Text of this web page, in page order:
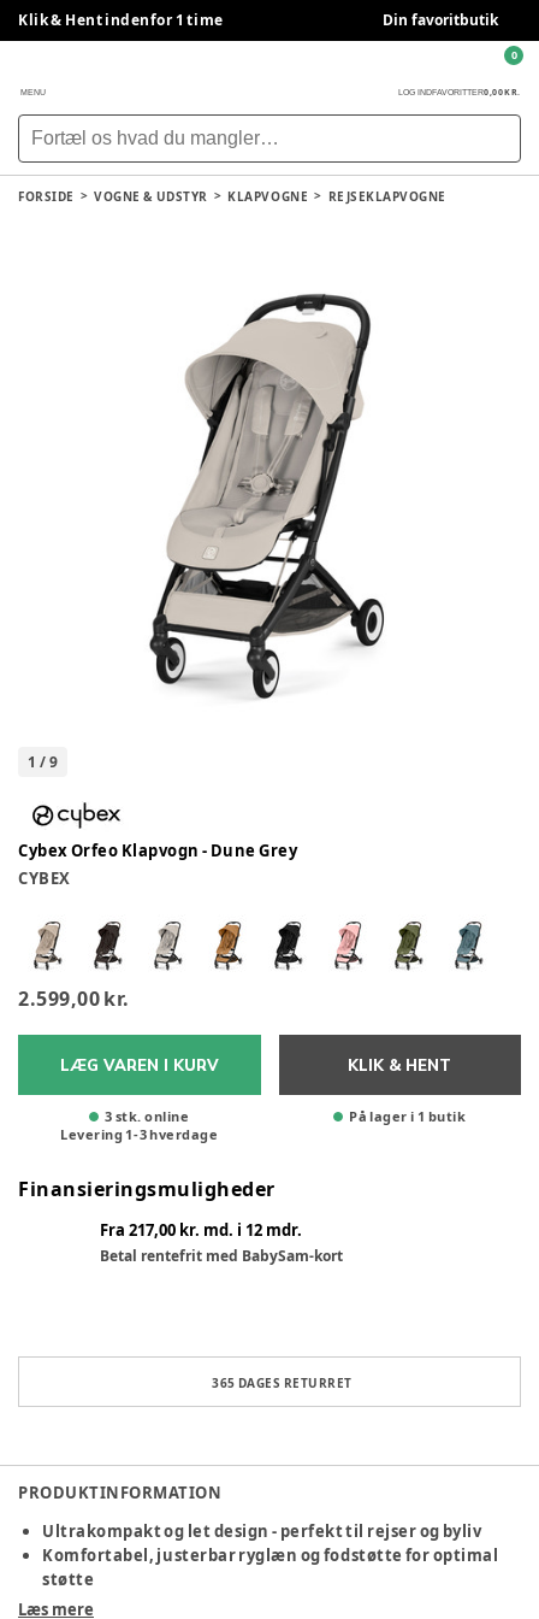
Klik & Hent indenfor 1 time Din favoritbutik
MENU LOG INDFAVORITTER0,00 KR.
0
FORSIDE VOGNE & UDSTYR KLAPVOGNE REJSEKLAPVOGNE
1 /9
Cybex Orfeo Klapvogn - Dune Grey
CYBEX
2.599,00 kr.
LÆG VAREN I KURV
3 stk. online
Levering 1-3hverdage
KLIK & HENT
På lager i 1 butik
Finansieringsmuligheder
Fra 217,00 kr. md. i 12 mdr.
Betal rentefrit med BabySam-kort
365 DAGES RETURRET
PRODUKTINFORMATION
Ultrakompakt og let design - perfekt til rejser og byliv
Komfortabel, justerbar ryglæn og fodstøtte for optimal
støtte
Fra fødsel til ca. 4 år | maks. 22 kg.
Læs mere